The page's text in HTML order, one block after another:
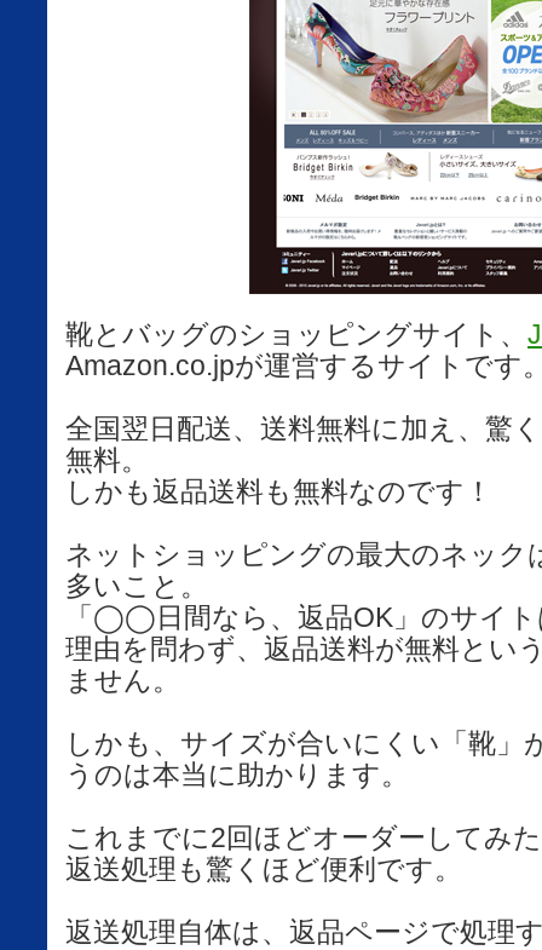
靴とバッグのショッピングサイト、
Amazon.co.jpが運営するサイトです
全国翌日配送、送料無料に加え、驚
無料。
しかも返品送料も無料なのです！
ネットショッピングの最大のネック
多いこと。
「◯◯日間なら、返品OK」のサイ
理由を問わず、返品送料が無料とい
ません。
しかも、サイズが合いにくい「靴」
うのは本当に助かります。
これまでに2回ほどオーダーしてみ
返送処理も驚くほど便利です。
返送処理自体は、返品ページで処理